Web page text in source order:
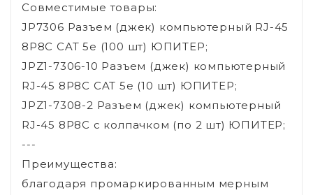
Совместимые товары:
JP7306 Разъем (джек) компьютерный RJ-45
8P8C CAT 5e (100 шт) ЮПИТЕР;
JPZ1-7306-10 Разъем (джек) компьютерный
RJ-45 8P8C CAT 5e (10 шт) ЮПИТЕР;
JPZ1-7308-2 Разъем (джек) компьютерный
RJ-45 8P8C с колпачком (по 2 шт) ЮПИТЕР;
---
Преимущества:
благодаря промаркированным мерным